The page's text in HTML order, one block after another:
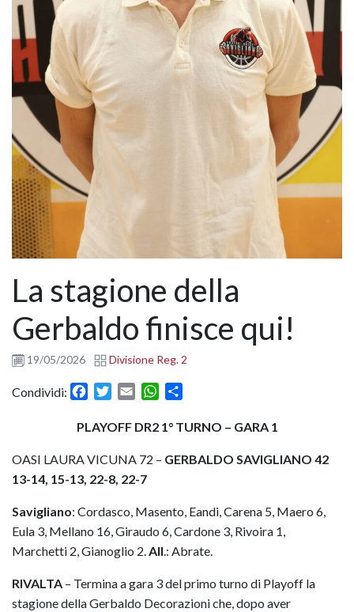
La stagione della
Gerbaldo finisce qui!
19/05/2026 Divisione Reg. 2
Condividi: FacebookTwitter
Email WhatsApp
PLAYOFF DR2 1° TURNO – GARA 1
OASI LAURA VICUNA 72 – GERBALDO SAVIGLIANO 42
13-14, 15-13, 22-8, 22-7
Savigliano: Cordasco, Masento, Eandi, Carena 5, Maero 6,
Eula 3, Mellano 16, Giraudo 6, Cardone 3, Rivoira 1,
Marchetti 2, Gianoglio 2.All.: Abrate.
RIVALTA – Termina a gara 3 del primo turno di Playoff la
stagione della Gerbaldo Decorazioni che, dopo aver